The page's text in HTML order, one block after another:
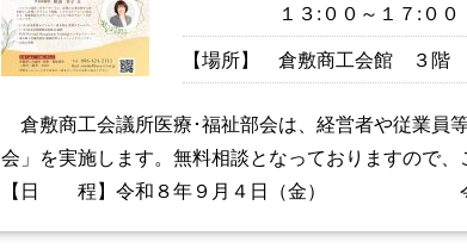
１３:００～１７:００
【場所】
倉敷商工会館 ３階
倉敷商工会議所医療･福祉部会は、経営者や従業員
会」を実施します。無料相談となっておりますので、
【日 程】令和８年９月４日（金）